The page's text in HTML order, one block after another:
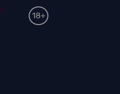
18+